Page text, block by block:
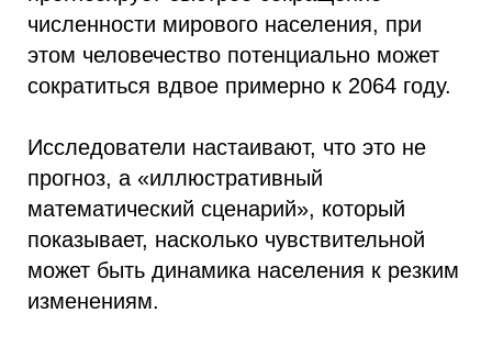
численности мирового населения, при
этом человечество потенциально может
сократиться вдвое примерно к 2064 году.
Исследователи настаивают, что это не
прогноз, а «иллюстративный
математический сценарий», который
показывает, насколько чувствительной
может быть динамика населения к резким
изменениям.